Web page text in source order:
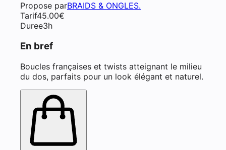
Propose parBRAIDS & ONGLES.
Tarif45.00€
Duree3h
En bref
Boucles françaises et twists atteignant le milieu
du dos, parfaits pour un look élégant et naturel.